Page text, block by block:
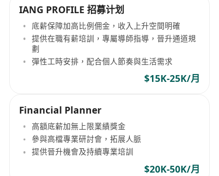
IANG PROFILE 招募计划
底薪保障加高比例佣金，收入上升空間明確
提供在職有薪培訓，專屬導師指導，晉升通道規
劃
彈性工時安排，配合個人節奏與生活需求
$15K-25K/月
Financial Planner
高額底薪加無上限業績獎金
參與高檔專業研討會，拓展人脈
提供晉升機會及持續專業培訓
$20K-50K/月